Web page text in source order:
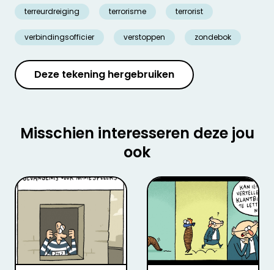
terreurdreiging terrorisme terrorist
verbindingsofficier verstoppen zondebok
Deze tekening hergebruiken
Misschien interesseren deze jou
ook